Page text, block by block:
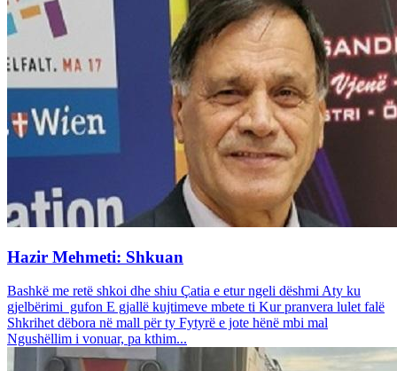
Hazir Mehmeti: Shkuan
Bashkë me retë shkoi dhe shiu Çatia e etur ngeli dëshmi Aty ku
gjelbërimi gufon E gjallë kujtimeve mbete ti Kur pranvera lulet falë
Shkrihet dëbora në mall për ty Fytyrë e jote hënë mbi mal
Ngushëllim i vonuar, pa kthim...